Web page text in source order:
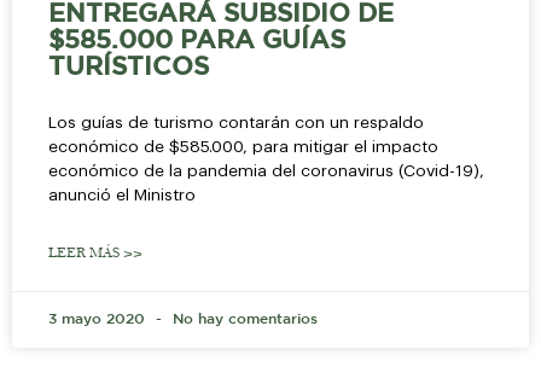
ENTREGARÁ SUBSIDIO DE
$585.000 PARA GUÍAS
TURÍSTICOS
Los guías de turismo contarán con un respaldo
económico de $585.000, para mitigar el impacto
económico de la pandemia del coronavirus (Covid-19),
anunció el Ministro
LEER MÁS >>
3 mayo 2020 No hay comentarios